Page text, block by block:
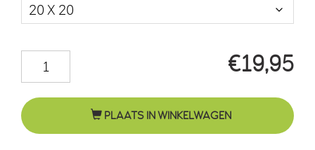
€19,95
Barry
groen
aantal PLAATS IN WINKELWAGEN